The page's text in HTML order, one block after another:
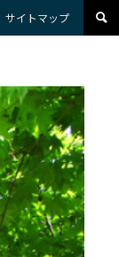
サイトマップ